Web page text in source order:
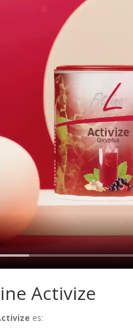
Activize
es: